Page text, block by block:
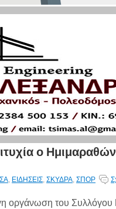
ο
, ΕΙΔΗΣΕΙΣ, ΣΚΥΔΡΑ, ΣΠΟΡ
οργάνωση του Συλλόγου